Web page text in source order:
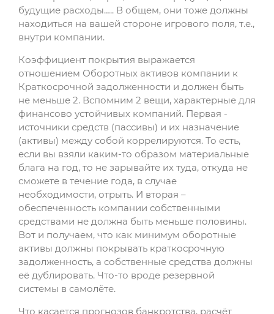
будущие расходы….. В общем, они тоже должны
находиться на вашей стороне игрового поля, т.е.,
внутри компании.
Коэффициент покрытия выражается
отношением Оборотных активов компании к
Краткосрочной задолженности и должен быть
не меньше 2. Вспомним 2 вещи, характерные для
финансово устойчивых компаний. Первая -
источники средств (пассивы) и их назначение
(активы) между собой коррелируются. То есть,
если вы взяли каким-то образом материальные
блага на год, то не зарывайте их туда, откуда не
сможете в течение года, в случае
необходимости, отрыть. И вторая –
обеспеченность компании собственными
средствами не должна быть меньше половины.
Вот и получаем, что как минимум оборотные
активы должны покрывать краткосрочную
задолженность, а собственные средства должны
её дублировать. Что-то вроде резервной
системы в самолёте.
Что касается прогнозов банкротства, расчёт